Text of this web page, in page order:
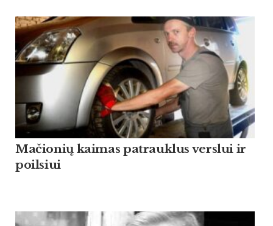
Mačionių kaimas patrauklus verslui ir
poilsiui